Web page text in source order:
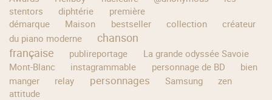
stentors
diphtérie
première
démarque
Maison bestseller collection
créateur
du piano moderne
chanson
française
publireportage
La grande odyssée Savoie
Mont-Blanc
instagrammable personnage de BD
bien
manger
relay personnages Samsung
zen
attitude